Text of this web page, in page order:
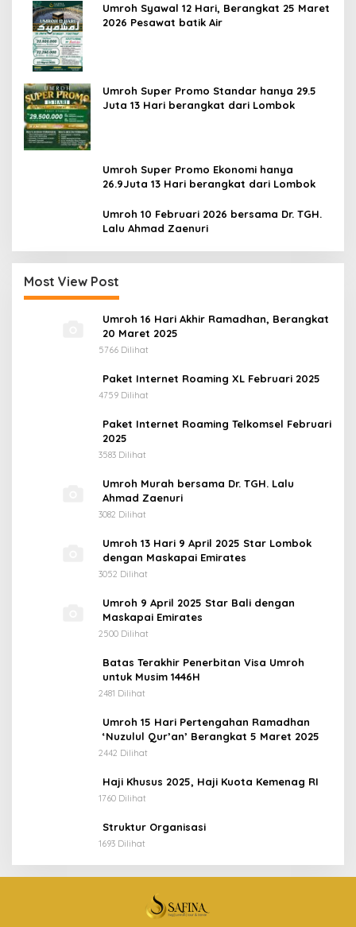
Umroh Syawal 12 Hari, Berangkat 25 Maret
2026 Pesawat batik Air
Umroh Super Promo Standar hanya 29.5
Juta 13 Hari berangkat dari Lombok
Umroh Super Promo Ekonomi hanya
26.9Juta 13 Hari berangkat dari Lombok
Umroh 10 Februari 2026 bersama Dr. TGH.
Lalu Ahmad Zaenuri
Most View Post
Umroh 16 Hari Akhir Ramadhan, Berangkat
20 Maret 2025
5766 Dilihat
Paket Internet Roaming XL Februari 2025
4759 Dilihat
Paket Internet Roaming Telkomsel Februari
2025
3583 Dilihat
Umroh Murah bersama Dr. TGH. Lalu
Ahmad Zaenuri
3082 Dilihat
Umroh 13 Hari 9 April 2025 Star Lombok
dengan Maskapai Emirates
3052 Dilihat
Umroh 9 April 2025 Star Bali dengan
Maskapai Emirates
2500 Dilihat
Batas Terakhir Penerbitan Visa Umroh
untuk Musim 1446H
2481 Dilihat
Umroh 15 Hari Pertengahan Ramadhan
‘Nuzulul Qur’an’ Berangkat 5 Maret 2025
2442 Dilihat
Haji Khusus 2025, Haji Kuota Kemenag RI
1760 Dilihat
Struktur Organisasi
1693 Dilihat